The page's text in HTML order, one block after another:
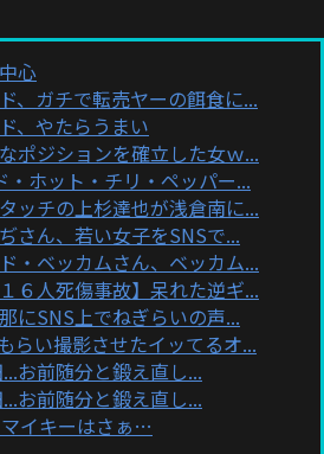
心
、ガチで転売ヤーの餌食に...
、やたらうまい
ポジションを確立した女ｗ...
ホット・チリ・ペッパー...
ッチの上杉達也が浅倉南に...
さん、若い女子をSNSで...
・ベッカムさん、ベッカム...
６人死傷事故】呆れた逆ギ...
にSNS上でねぎらいの声...
らい撮影させたイッてるオ...
お前随分と鍛え直し...
お前随分と鍛え直し...
イキーはさぁ…